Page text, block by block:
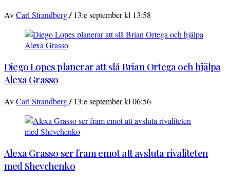
AvCarl Strandberg/ 13:e september kl 13:58
Diego Lopes planerar att slå Brian Ortega och hjälpa
Alexa Grasso
AvCarl Strandberg/ 13:e september kl 06:56
Alexa Grasso ser fram emot att avsluta rivaliteten
med Shevchenko